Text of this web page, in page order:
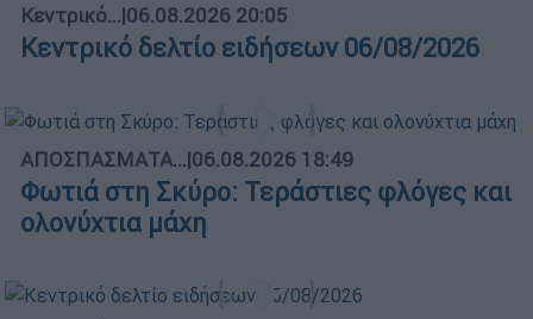
Κεντρικό...|06.08.2026 20:05
Κεντρικό δελτίο ειδήσεων 06/08/2026
ΑΠΟΣΠΑΣΜΑΤΑ...|06.08.2026 18:49
Φωτιά στη Σκύρο: Τεράστιες φλόγες και
ολονύχτια μάχη